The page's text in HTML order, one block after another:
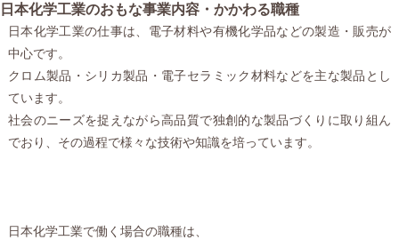
日本化学工業のおもな事業内容・かかわる職種
日本化学工業の仕事は、電子材料や有機化学品などの製造・販売が
中心です。
クロム製品・シリカ製品・電子セラミック材料などを主な製品とし
ています。
社会のニーズを捉えながら高品質で独創的な製品づくりに取り組ん
でおり、その過程で様々な技術や知識を培っています。
日本化学工業で働く場合の職種は、